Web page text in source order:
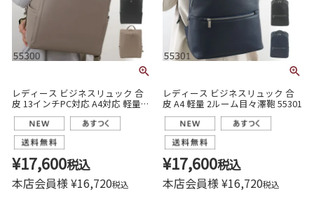
レディース ビジネスリュック 合
皮 13インチPC対応 A4対応 軽量
スリム 通勤 目々澤鞄 55300
¥17,600税込
本店会員様¥16,720税込
レディース ビジネスリュック 合
皮 A4 軽量 2ルーム目々澤鞄 55301
¥17,600税込
本店会員様¥16,720税込